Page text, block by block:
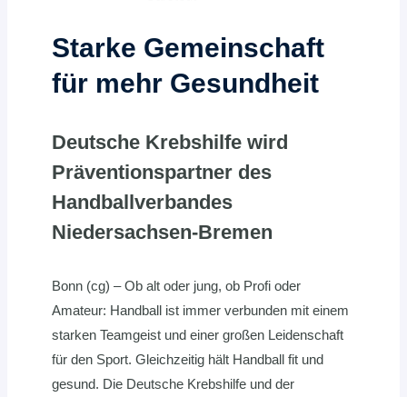
Starke Gemeinschaft
für mehr Gesundheit
Deutsche Krebshilfe wird
Präventionspartner des
Handballverbandes
Niedersachsen-Bremen
Bonn (cg) – Ob alt oder jung, ob Profi oder
Amateur: Handball ist immer verbunden mit einem
starken Teamgeist und einer großen Leidenschaft
für den Sport. Gleichzeitig hält Handball fit und
gesund. Die Deutsche Krebshilfe und der